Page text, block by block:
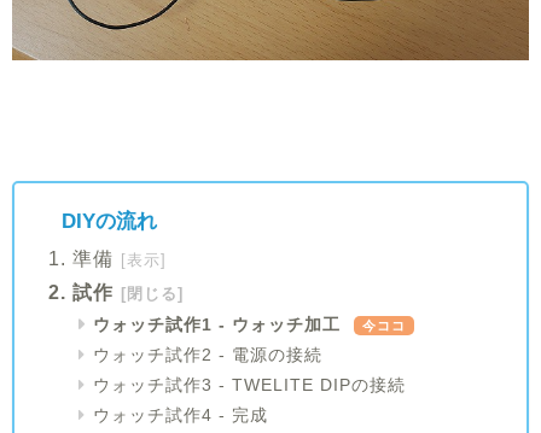
DIYの流れ
準備 [表示]
試作 [閉じる]
ウォッチ試作1 - ウォッチ加工
ウォッチ試作2 - 電源の接続
ウォッチ試作3 - TWELITE DIPの接続
ウォッチ試作4 - 完成